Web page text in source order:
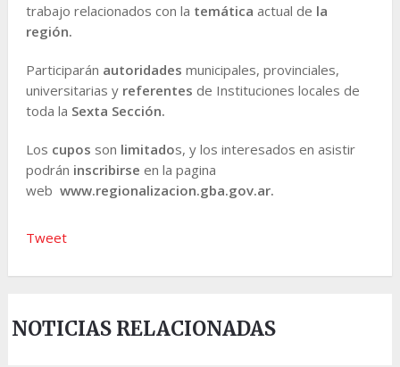
trabajo relacionados con la temática actual de la
región.
Participarán autoridades municipales, provinciales,
universitarias yreferentes de Instituciones locales de
toda la Sexta Sección.
Los cupos son limitados, y los interesados en asistir
podrán inscribirse en la pagina
web www.regionalizacion.gba.gov.ar.
Tweet
NOTICIAS RELACIONADAS